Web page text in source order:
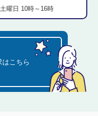
曜日 10時～16時
はこちら